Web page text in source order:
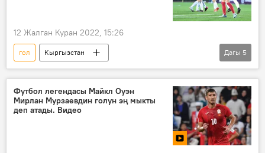
12 Жалган Куран 2022, 15:26
гол
Кыргызстан
Кыргызстан — Тажикстан командаларынын 2019-жылдагы беттеши
футбол
команда
Спорт
Дагы 5
Футбол легендасы Майкл Оуэн
Мирлан Мурзаевдин голун эң мыкты
деп атады. Видео